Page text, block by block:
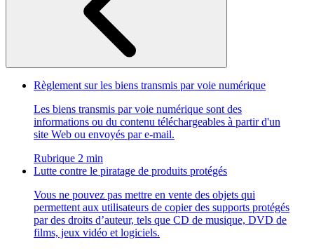
Règlement sur les biens transmis par voie numérique
Les biens transmis par voie numérique sont des
informations ou du contenu téléchargeables à partir d'un
site Web ou envoyés par e-mail.
Rubrique 2 min
Lutte contre le piratage de produits protégés
Vous ne pouvez pas mettre en vente des objets qui
permettent aux utilisateurs de copier des supports protégés
par des droits d’auteur, tels que CD de musique, DVD de
films, jeux vidéo et logiciels.